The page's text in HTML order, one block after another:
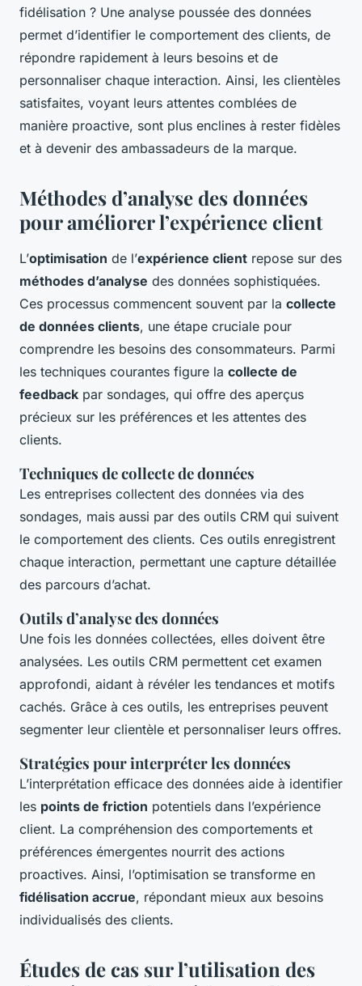
fidélisation ? Une analyse poussée des données
permet d’identifier le comportement des clients, de
répondre rapidement à leurs besoins et de
personnaliser chaque interaction. Ainsi, les clientèles
satisfaites, voyant leurs attentes comblées de
manière proactive, sont plus enclines à rester fidèles
et à devenir des ambassadeurs de la marque.
Méthodes d’analyse des données
pour améliorer l’expérience client
L’optimisation de l’expérience client repose sur des
méthodes d’analyse des données sophistiquées.
Ces processus commencent souvent par la collecte
de données clients, une étape cruciale pour
comprendre les besoins des consommateurs. Parmi
les techniques courantes figure la collecte de
feedback par sondages, qui offre des aperçus
précieux sur les préférences et les attentes des
clients.
Techniques de collecte de données
Les entreprises collectent des données via des
sondages, mais aussi par des outils CRM qui suivent
le comportement des clients. Ces outils enregistrent
chaque interaction, permettant une capture détaillée
des parcours d’achat.
Outils d’analyse des données
Une fois les données collectées, elles doivent être
analysées. Les outils CRM permettent cet examen
approfondi, aidant à révéler les tendances et motifs
cachés. Grâce à ces outils, les entreprises peuvent
segmenter leur clientèle et personnaliser leurs offres.
Stratégies pour interpréter les données
L’interprétation efficace des données aide à identifier
les points de friction potentiels dans l’expérience
client. La compréhension des comportements et
préférences émergentes nourrit des actions
proactives. Ainsi, l’optimisation se transforme en
fidélisation accrue, répondant mieux aux besoins
individualisés des clients.
Études de cas sur l’utilisation des